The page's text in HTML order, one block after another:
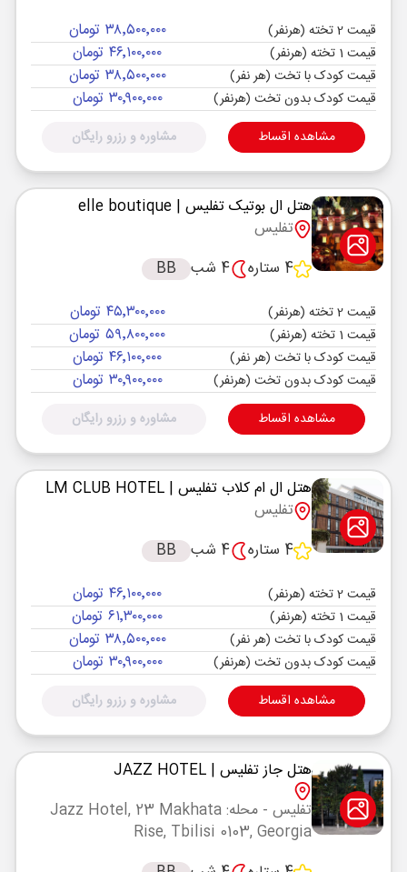
قیمت 2 تخته (هرنفر) ۳۸٬۵۰۰٬۰۰۰ تومان
قیمت 1 تخته (هرنفر) ۴۶٬۱۰۰٬۰۰۰ تومان
قیمت کودک با تخت (هر نفر) ۳۸٬۵۰۰٬۰۰۰ تومان
قیمت کودک بدون تخت (هرنفر) ۳۰٬۹۰۰٬۰۰۰ تومان
مشاهده اقساط مشاوره و رزرو رایگان
هتل ال بوتیک تفلیس | elle boutique
تفلیس
4 ستاره
4 شب BB
قیمت 2 تخته (هرنفر) ۴۵٬۳۰۰٬۰۰۰ تومان
قیمت 1 تخته (هرنفر) ۵۹٬۸۰۰٬۰۰۰ تومان
قیمت کودک با تخت (هر نفر) ۴۶٬۱۰۰٬۰۰۰ تومان
قیمت کودک بدون تخت (هرنفر) ۳۰٬۹۰۰٬۰۰۰ تومان
مشاهده اقساط مشاوره و رزرو رایگان
هتل ال ام کلاب تفلیس | LM CLUB HOTEL
تفلیس
4 ستاره
4 شب BB
قیمت 2 تخته (هرنفر) ۴۶٬۱۰۰٬۰۰۰ تومان
قیمت 1 تخته (هرنفر) ۶۱٬۳۰۰٬۰۰۰ تومان
قیمت کودک با تخت (هر نفر) ۳۸٬۵۰۰٬۰۰۰ تومان
قیمت کودک بدون تخت (هرنفر) ۳۰٬۹۰۰٬۰۰۰ تومان
مشاهده اقساط مشاوره و رزرو رایگان
هتل جاز تفلیس | JAZZ HOTEL
تفلیس
- محله: Jazz Hotel, 23 Makhata
Rise, Tbilisi 0103, Georgia